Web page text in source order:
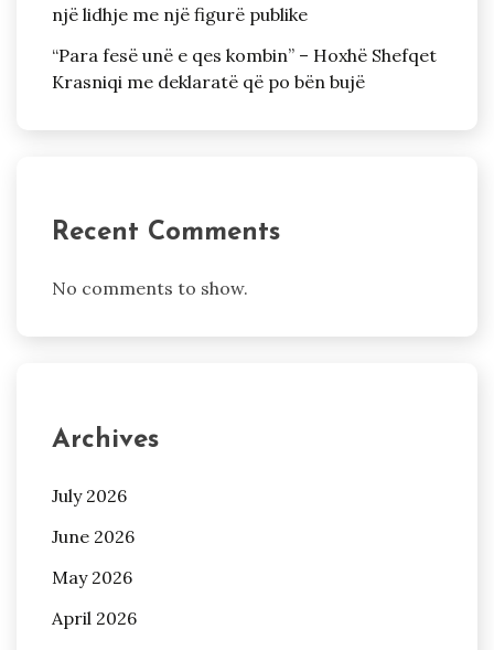
një lidhje me një figurë publike
“Para fesë unë e qes kombin” – Hoxhë Shefqet
Krasniqi me deklaratë që po bën bujë
Recent Comments
No comments to show.
Archives
July 2026
June 2026
May 2026
April 2026